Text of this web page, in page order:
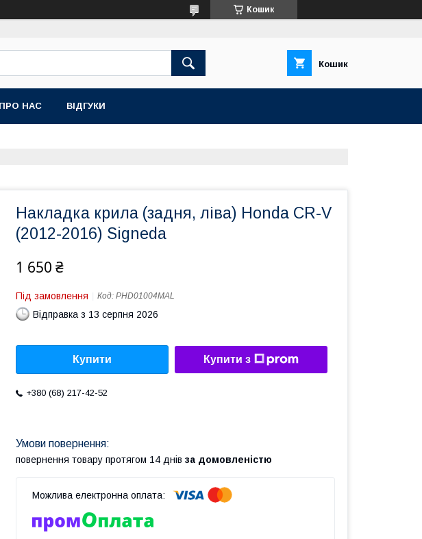
Кошик
Кошик
ПРО НАС ВІДГУКИ
Накладка крила (задня, ліва) Honda CR-V
(2012-2016) Signeda
1 650 ₴
Під замовлення Код: PHD01004MAL
Відправка з 13 серпня 2026
Купити Купити з
+380 (68) 217-42-52
повернення товару протягом 14 днів за домовленістю